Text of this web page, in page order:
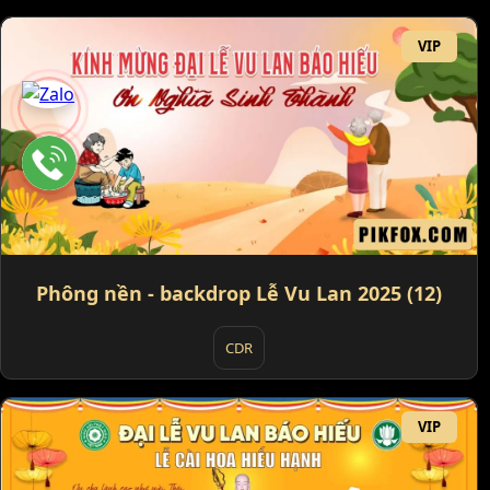
VIP
Phông nền - backdrop Lễ Vu Lan 2025 (12)
CDR
VIP